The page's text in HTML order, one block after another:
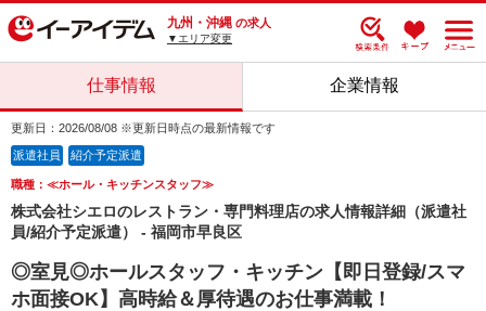
九州・沖縄 の求人
▼エリア変更
仕事情報 企業情報
更新日：2026/08/08 ※更新日時点の最新情報です
派遣社員 紹介予定派遣
職種：≪ホール・キッチンスタッフ≫
株式会社シエロのレストラン・専門料理店の求人情報詳細（派遣社
員/紹介予定派遣） - 福岡市早良区
◎室見◎ホールスタッフ・キッチン【即日登録/スマ
ホ面接OK】高時給＆厚待遇のお仕事満載！